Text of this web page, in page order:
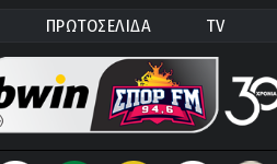
ΠΡΩΤΟΣΕΛΙΔΑ TV